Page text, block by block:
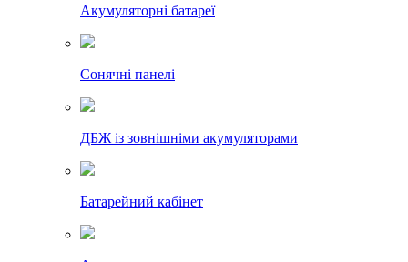
Акумуляторні батареї
Сонячні панелі
ДБЖ із зовнішніми акумуляторами
Батарейний кабінет